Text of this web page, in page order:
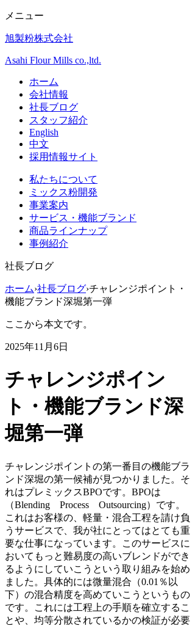
メニュー
旭製粉株式会社
Asahi Flour Mills co.,ltd.
ホーム
会社情報
社長ブログ
スタッフ紹介
English
中文
採用情報サイト
私たちについて
ミックス粉開発
事業案内
サービス・機能ブランド
商品ラインナップ
事例紹介
社長ブログ
ホーム›社長ブログ›チャレンジポイント・
機能ブランド深堀第一弾
ここから本文です。
2025年11月6日
チャレンジポイン
ト・機能ブランド深
堀第一弾
チャレンジポイントの第一番目の機能ブラ
ンド深堀の第一候補が見つかりました。そ
れはプレミックスBPOです。BPOは
（Blending Process Outsourcing）です。
これはお客様の、軽量・混合工程を請け負
うサービスで、我が社にとってはとても重
要な仕事になっています。このサービスに
おいてもっと難易度の高いブレンドができ
るようにしていこうという取り組みを始め
ました。具体的には微量混合（0.01％以
下）の混合精度を高めていこうというもの
です。これには工程上の手順を確立するこ
とや、均等分散されているかの検証が必要